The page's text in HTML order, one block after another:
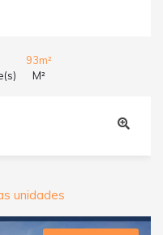
93m²
M²
unidades